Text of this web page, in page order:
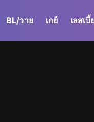
BL/วาย เกย์ เลสเบี้